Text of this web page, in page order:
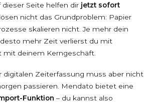
dieser Seite helfen dir jetzt sofort
nicht das Grundproblem: Papier
skalieren nicht. Je mehr dein
mehr Zeit verlierst du mit
mit deinem Kerngeschäft.
digitalen Zeiterfassung muss aber nicht
passieren. Mendato bietet eine
Funktion – du kannst also